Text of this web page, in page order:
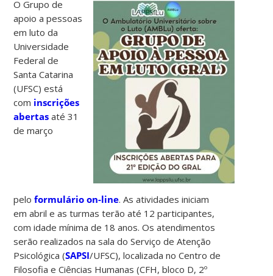
O Grupo de
apoio a pessoas
em luto da
Universidade
Federal de
Santa Catarina
(UFSC) está
com inscrições
abertas até 31
de março
peloformulário on-line. As atividades iniciam
em abril e as turmas terão até 12 participantes,
com idade mínima de 18 anos. Os atendimentos
serão realizados na sala do Serviço de Atenção
Psicológica (SAPSI/UFSC), localizada no Centro de
Filosofia e Ciências Humanas (CFH, bloco D, 2º